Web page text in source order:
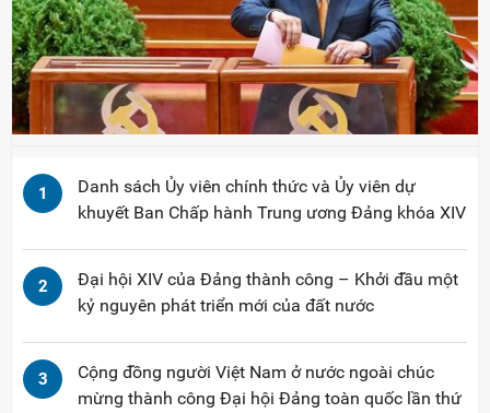
1
Danh sách Ủy viên chính thức và Ủy viên dự
khuyết Ban Chấp hành Trung ương Đảng khóa XIV
2
Đại hội XIV của Đảng thành công – Khởi đầu một
kỷ nguyên phát triển mới của đất nước
3
Cộng đồng người Việt Nam ở nước ngoài chúc
mừng thành công Đại hội Đảng toàn quốc lần thứ